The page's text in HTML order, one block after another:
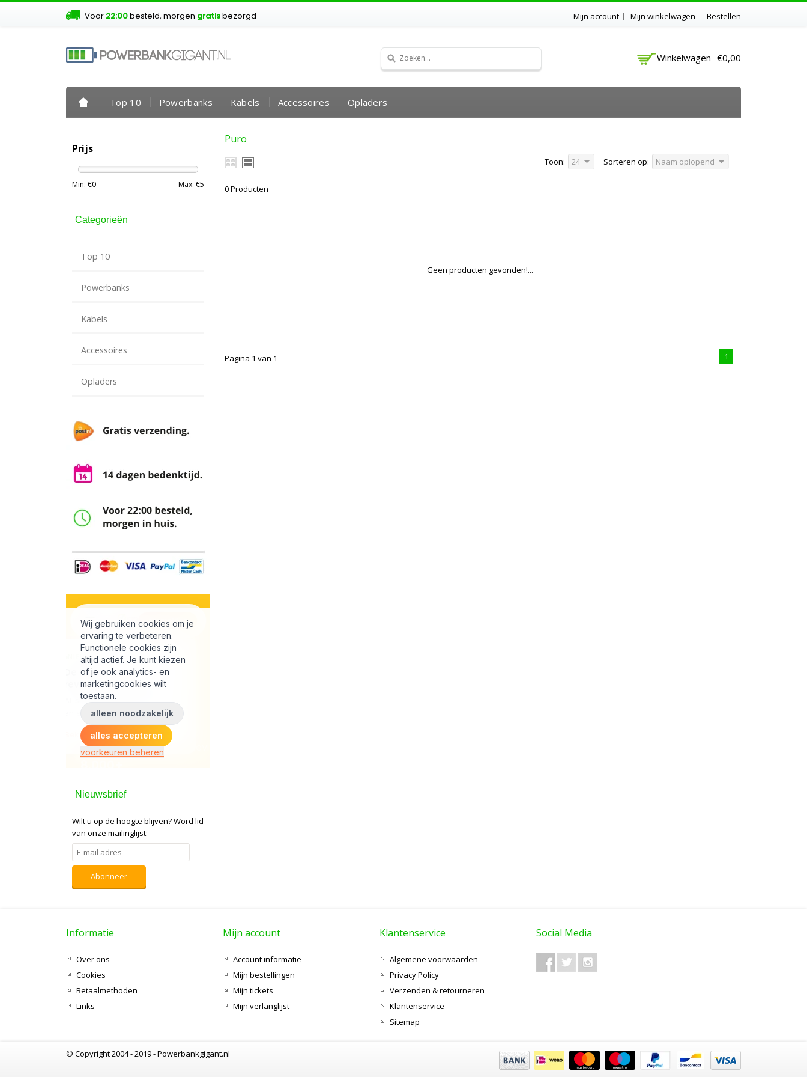
Voor 22:00besteld, morgen gratisbezorgd Mijn account Mijn winkelwagen Bestellen
Winkelwagen €0,00
Top 10 Powerbanks Kabels Accessoires Opladers
Puro
Sorteren op: Naam oplopend
Toon: 24
0 Producten
Geen producten gevonden!...
Pagina 1 van 1 1
Prijs
Min: €0 Max: €5
Categorieën
Top 10
Powerbanks
Kabels
Accessoires
Opladers
Nieuwsbrief
Wilt u op de hoogte blijven?Word lid
van onze mailinglijst:
Abonneer
Informatie
Over ons
Cookies
Betaalmethoden
Links
Mijn account
Account informatie
Mijn bestellingen
Mijn tickets
Mijn verlanglijst
Klantenservice
Algemene voorwaarden
Privacy Policy
Verzenden & retourneren
Klantenservice
Sitemap
Social Media
© Copyright 2004 - 2019 - Powerbankgigant.nl